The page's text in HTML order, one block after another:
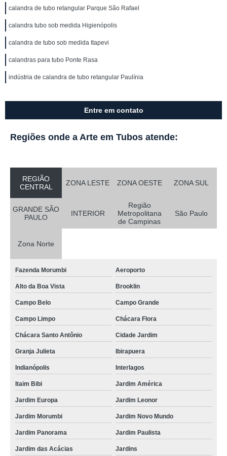
calandra de tubo retangular Parque São Rafael
calandra tubo sob medida Higienópolis
calandra de tubo sob medida Itapevi
calandras para tubo Ponte Rasa
indústria de calandra de tubo retangular Paulínia
Entre em contato
Regiões onde a Arte em Tubos atende:
REGIÃO
CENTRAL
ZONA LESTE ZONA OESTE ZONA SUL
GRANDE SÃO
PAULO
INTERIOR
Região
Metropolitana
de Campinas
São Paulo
Zona Norte
Fazenda Morumbi Aeroporto
Alto da Boa Vista Brooklin
Campo Belo Campo Grande
Campo Limpo Chácara Flora
Chácara Santo Antônio Cidade Jardim
Granja Julieta Ibirapuera
Indianópolis Interlagos
Itaim Bibi Jardim América
Jardim Europa Jardim Leonor
Jardim Morumbi Jardim Novo Mundo
Jardim Panorama Jardim Paulista
Jardim das Acácias Jardins